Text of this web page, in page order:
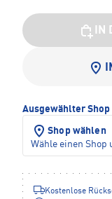
IN
Ausgewählter Shop
Shop wählen
Wähle einen Shop
Kostenlose